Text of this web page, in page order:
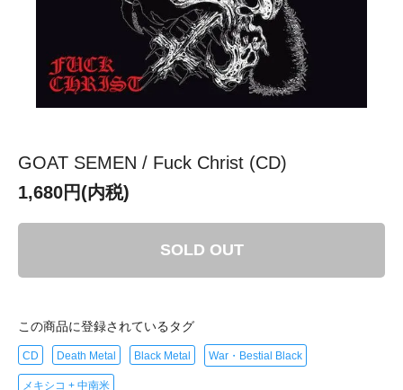
GOAT SEMEN / Fuck Christ (CD)
1,680円(内税)
SOLD OUT
この商品に登録されているタグ
CD Death Metal Black Metal War・Bestial Black
メキシコ + 中南米